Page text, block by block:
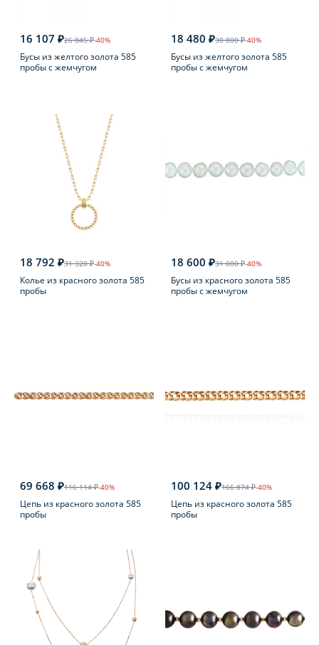
16 107 ₽26 845 ₽-40%
Бусы из желтого золота 585
пробы с жемчугом
18 480 ₽30 800 ₽-40%
Бусы из желтого золота 585
пробы с жемчугом
18 792 ₽31 320 ₽-40%
Колье из красного золота 585
пробы
18 600 ₽31 000 ₽-40%
Бусы из красного золота 585
пробы с жемчугом
69 668 ₽116 114 ₽-40%
Цепь из красного золота 585
пробы
100 124 ₽166 874 ₽-40%
Цепь из красного золота 585
пробы